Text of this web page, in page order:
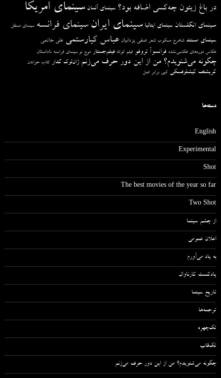
در باغ زیتون چه‌کسی اضافه بود؟ سینمای آلمان سینمای امریکا
سینمای انگلستان سینمای ایتالیا سینمای ایران سینمای فرانسه سینمای مستقل
سینمای مستند شاهرخ مسکوب شعر صفی یزدانیان عباس کیارستمی علی حاتمی
عکاس دوره‌های عکاسی‌نشده فرانسوآ تروفو فیلم کوتاه فیلم‌جستار موج نو سینمای فرانسه ناداستان
چگونه می‌شنویدم؟ من از این دور حرف می‌زنم ژان‌لوک گدار کتاب خواندن
کریشتف کیشلوفسکی کپی برابر اصل
دسته‌ها
English
Experimental
Shot
The best movies of the year so far
Two Shot
از چشم سینما
اعلان عمومی
به یاد می‌آورم
پادکست کارناوال
تاریخ سینما
ترجمه‌ها
تک‌چهره
تک‌قاب
چگونه می‌شنویدم؟ من از این دور حرف می‌زنم